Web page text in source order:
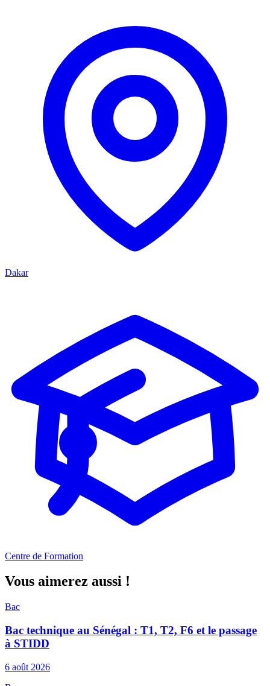
Dakar
Centre de Formation
Vous aimerez aussi !
Bac
Bac technique au Sénégal : T1, T2, F6 et le passage
à STIDD
6 août 2026